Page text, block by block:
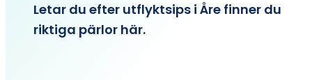
Letar du efter utflyktsips i Åre finner du
riktiga pärlor här.